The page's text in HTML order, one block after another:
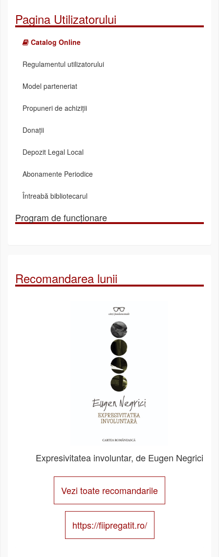
Pagina Utilizatorului
Catalog Online
Regulamentul utilizatorului
Model parteneriat
Propuneri de achiziții
Donații
Depozit Legal Local
Abonamente Periodice
Întreabă bibliotecarul
Program de funcționare
Recomandarea lunii
Expresivitatea involuntar, de Eugen Negrici
Vezi toate recomandarile
https://fiipregatit.ro/